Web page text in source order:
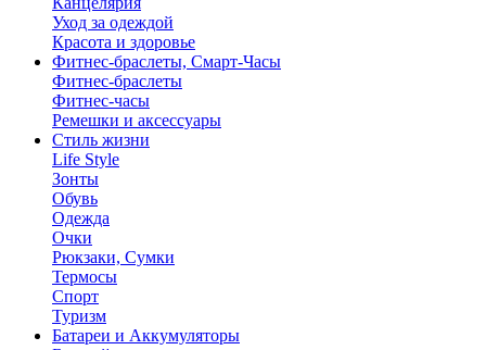
Уход за одеждой
Красота и здоровье
Фитнес-браслеты, Смарт-Часы
Фитнес-браслеты
Фитнес-часы
Ремешки и аксессуары
Стиль жизни
Life Style
Зонты
Обувь
Одежда
Очки
Рюкзаки, Сумки
Термосы
Спорт
Туризм
Батареи и Аккумуляторы